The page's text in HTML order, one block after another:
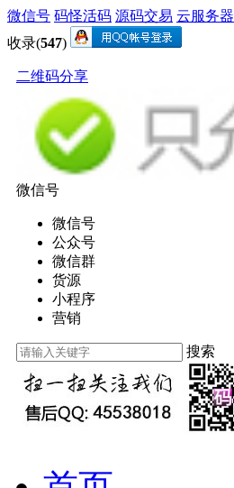
微信号 码怪活码 源码交易 云服务器
收录(547)
二维码分享
微信号
微信号
公众号
微信群
货源
小程序
营销
搜索